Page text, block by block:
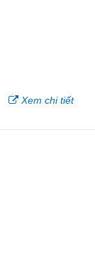
Xem chi tiết